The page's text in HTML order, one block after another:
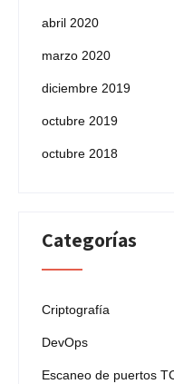
abril 2020
marzo 2020
diciembre 2019
octubre 2019
octubre 2018
Categorías
Criptografía
DevOps
Escaneo de puertos